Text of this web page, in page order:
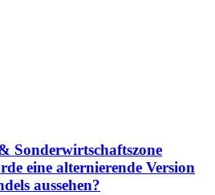
Sonderwirtschaftszone
eine alternierende Version
aussehen?